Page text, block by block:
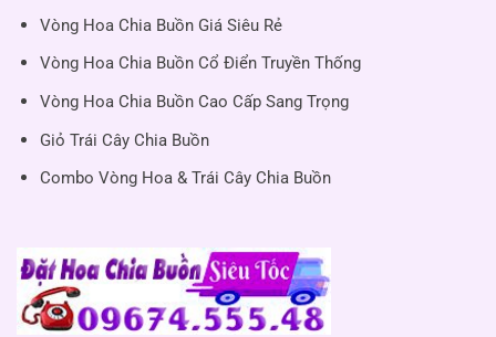
Vòng Hoa Chia Buồn Giá Siêu Rẻ
Vòng Hoa Chia Buồn Cổ Điển Truyền Thống
Vòng Hoa Chia Buồn Cao Cấp Sang Trọng
Giỏ Trái Cây Chia Buồn
Combo Vòng Hoa & Trái Cây Chia Buồn